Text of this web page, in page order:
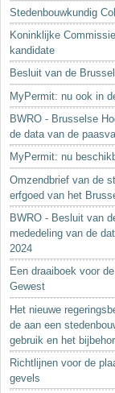
Stedenbouwkundig
Koninklijke
kandidate
Besluit van de
MyPermit: nu ook in
BWRO - Brusselse
de data van de
MyPermit: nu
Omzendbrief van de
erfgoed van het
BWRO - Besluit van
mededeling van de
2024
Een draaiboek voor
Gewest
Het nieuwe
de aan een
gebruik en het
Richtlijnen voor de
gevels